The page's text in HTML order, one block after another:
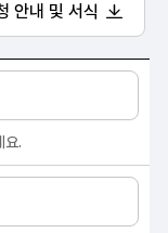
안내 및 서식
신청 안내표
요.